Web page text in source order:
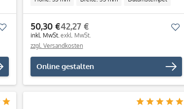
Merken50,30 €
inkl. MwSt.
42,27 €
exkl. MwSt.
zzgl. Versandkosten
Online gestalten